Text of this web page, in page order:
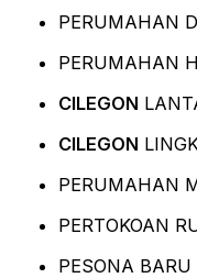
PERUMAHAN
PERUMAHAN
CILEGON
CILEGON
PERUMAHAN
PERTOKOAN
PESONA